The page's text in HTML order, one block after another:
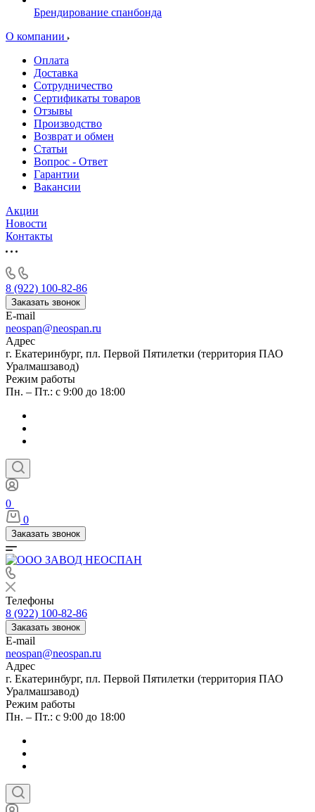
Брендирование спанбонда
О компании
Оплата
Доставка
Сотрудничество
Сертификаты товаров
Отзывы
Производство
Возврат и обмен
Статьи
Вопрос - Ответ
Гарантии
Вакансии
Акции
Новости
Контакты
8 (922) 100-82-86
Заказать звонок
E-mail
neospan@neospan.ru
Адрес
г. Екатеринбург, пл. Первой Пятилетки (территория ПАО
Уралмашзавод)
Режим работы
Пн. – Пт.: с 9:00 до 18:00
0
0
Заказать звонок
Телефоны
8 (922) 100-82-86
Заказать звонок
E-mail
neospan@neospan.ru
Адрес
г. Екатеринбург, пл. Первой Пятилетки (территория ПАО
Уралмашзавод)
Режим работы
Пн. – Пт.: с 9:00 до 18:00